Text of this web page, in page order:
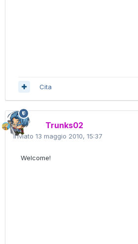
Cita
Trunks02
Inviato 13 maggio 2010, 15:37
Welcome!